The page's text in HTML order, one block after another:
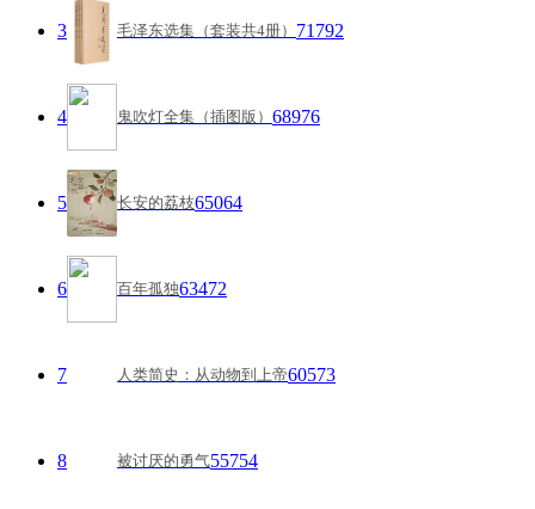
3 毛泽东选集（套装共4册） 71792
4 鬼吹灯全集（插图版） 68976
5 长安的荔枝65064
6 百年孤独63472
7 人类简史：从动物到上帝60573
8 被讨厌的勇气55754